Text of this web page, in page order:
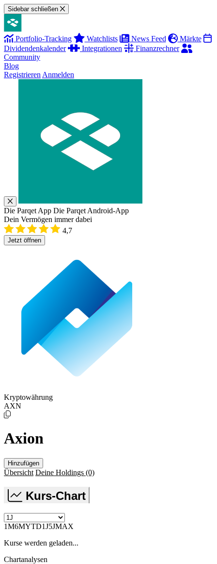
Sidebar schließen
Portfolio-Tracking Watchlists News Feed
Märkte
Dividendenkalender
Integrationen
Finanzrechner
Community
Blog
Registrieren Anmelden
Die Parqet App Die Parqet Android-App
Dein Vermögen immer dabei
4,7
Jetzt öffnen
Kryptowährung
AXN
Axion
Hinzufügen
Übersicht Deine Holdings (0)
Kurs-Chart
1M6MYTD1J5JMAX
Kurse werden geladen...
Chartanalysen